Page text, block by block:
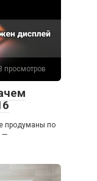
просмотров
продуманы по
—